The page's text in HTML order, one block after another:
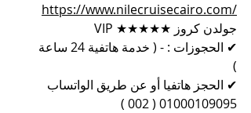
https://www.nilecruisecairo.com/
جولدن كروز ★★★★★ VIP
✔ الحجوزات : - ( خدمة هاتفية 24 ساعة
)
✔ الحجز هاتفيا أو عن طريق الواتساب
01000109095 ( 002 )